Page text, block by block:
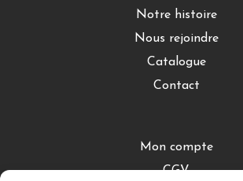
Notre histoire
Nous rejoindre
Catalogue
Contact
Mon compte
CGV